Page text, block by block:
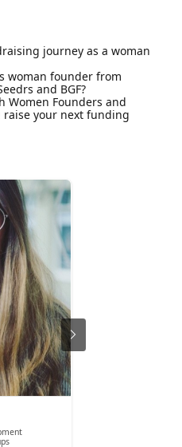
journey as a woman
woman founder from
and BGF?
Women Founders and
raise your next funding